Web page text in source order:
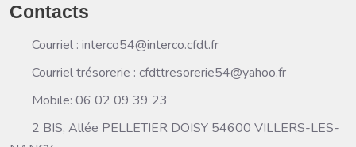
Contacts
Courriel : interco54@interco.cfdt.fr
Courriel trésorerie : cfdttresorerie54@yahoo.fr
Mobile: 06 02 09 39 23
2 BIS, Allée PELLETIER DOISY 54600 VILLERS-LES-